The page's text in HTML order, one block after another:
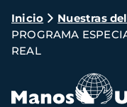
Ruta
de
navegación
Inicio Nuestras
PROGRAMA
REAL